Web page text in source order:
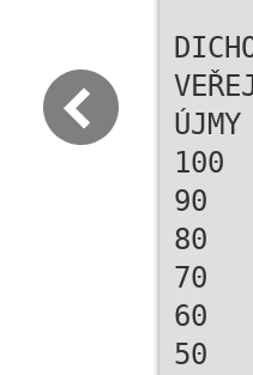
100
90
80
70
60
50